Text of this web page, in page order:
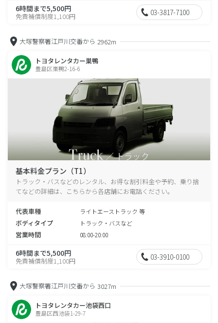
6時間まで5,500円
免責補償制度1,100円 03-3817-7100
大塚警察署江戸川交番から 2962m
トヨタレンタカー巣鴨
豊島区巣鴨2-16-6
基本料金プラン（T1）
トラック・バスなどのレンタル、お得な割引料金や予約、乗り捨
てなどの詳細は、こちらから各店舗にお電話ください。
代表車種 ライトエーストラック 等
ボディタイプ トラック・バスなど
営業時間 08:00-20:00
6時間まで5,500円
免責補償制度1,100円 03-3910-0100
大塚警察署江戸川交番から 3027m
トヨタレンタカー池袋西口
豊島区西池袋1-29-7